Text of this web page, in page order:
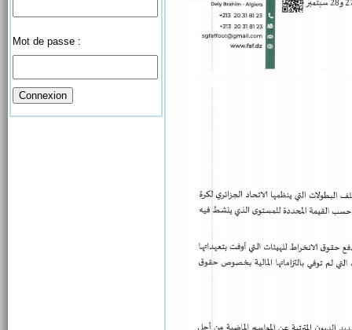
Mot de passe :